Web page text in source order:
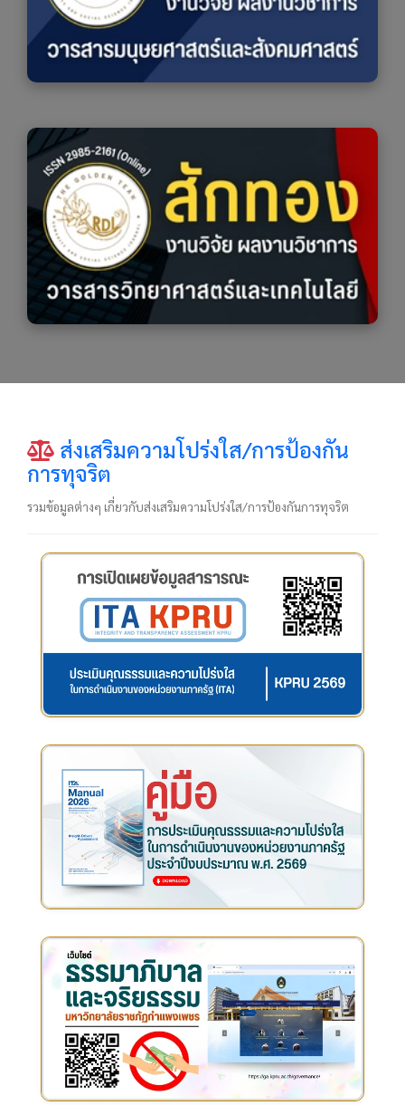
ส่งเสริมความโปร่งใส/การป้องกัน
การทุจริต
รวมข้อมูลต่างๆ เกี่ยวกับส่งเสริมความโปร่งใส/การป้องกันการทุจริต